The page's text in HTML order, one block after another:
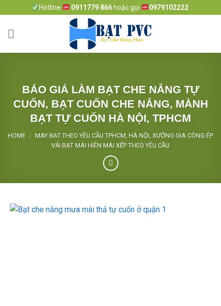
to
content
Hotline 0911779 866 hoặc gọi 0979102222
BÁO GIÁ LÀM BẠT CHE NẮNG TỰ
CUỐN, BẠT CUỐN CHE NẮNG, MÀNH
BẠT TỰ CUỐN HÀ NỘI, TPHCM
HOME / MAY BẠT THEO YÊU CẦU TPHCM, HÀ NỘI, XƯỞNG GIA CÔNG ÉP
VẢI BẠT MÁI HIÊN MÁI XẾP THEO YÊU CẦU